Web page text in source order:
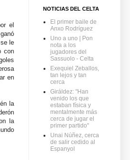
el
le
con
en
la
la
NOTICIAS DEL CELTA
El primer baile de
Anxo Rodríguez
Uno a uno | Pon
nota a los
jugadores del
Sassuolo - Celta
Exequiel Zeballos,
tan lejos y tan
cerca
Giráldez: "Han
venido los que
estaban física y
mentalmente más
cerca de jugar el
primer partido"
Unai Núñez, cerca
de salir cedido al
Espanyol